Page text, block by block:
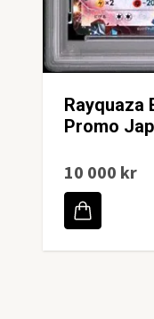
Rayquaza
Promo
10 000 kr